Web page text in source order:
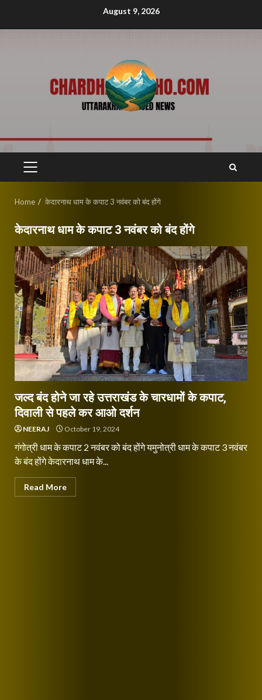
August 9, 2026
PRIMARY
Home केदारनाथ धाम के कपाट 3 नवंबर को बंद होंगे
केदारनाथ धाम के कपाट 3 नवंबर को बंद होंगे
जल्द बंद होने जा रहे उत्तराखंड के चारधामों के कपाट,
दिवाली से पहले कर आओ दर्शन
NEERAJ October 19, 2024
गंगोत्री धाम के कपाट 2 नवंबर को बंद होंगे यमुनोत्री धाम के कपाट 3 नवंबर
के बंद होंगे केदारनाथ धाम के...
Read More